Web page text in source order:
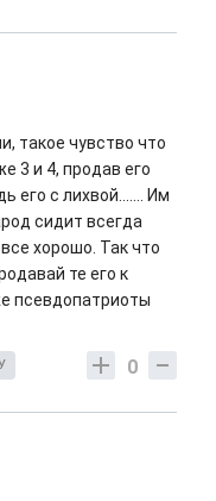
такое чувство что
3 и 4, продав его
его с лихвой....... Им
сидит всегда
хорошо. Так что
те его к
псевдопатриоты
0